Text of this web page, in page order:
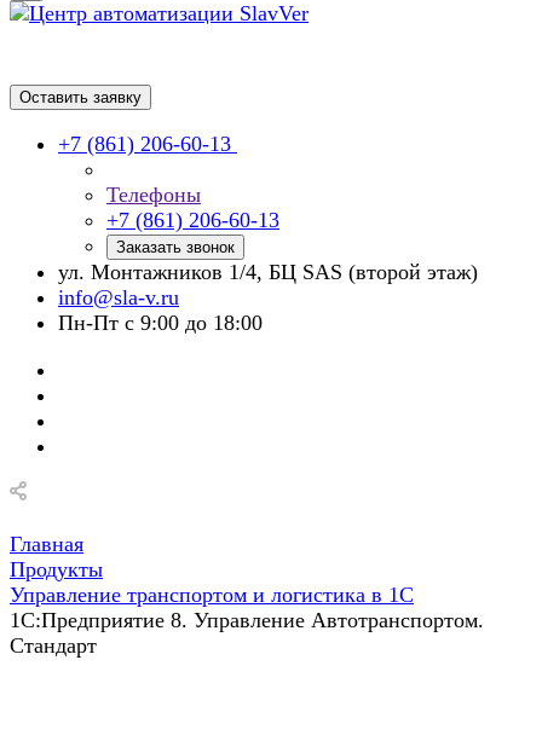
Оставить заявку
+7 (861) 206-60-13
Телефоны
+7 (861) 206-60-13
Заказать звонок
ул. Монтажников 1/4, БЦ SAS (второй этаж)
info@sla-v.ru
Пн-Пт с 9:00 до 18:00
Главная
Продукты
Управление транспортом и логистика в 1С
1С:Предприятие 8. Управление Автотранспортом.
Стандарт